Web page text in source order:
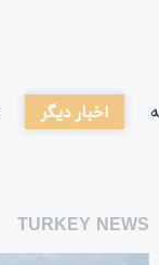
اخبار دیگر
TURKEY NEWS